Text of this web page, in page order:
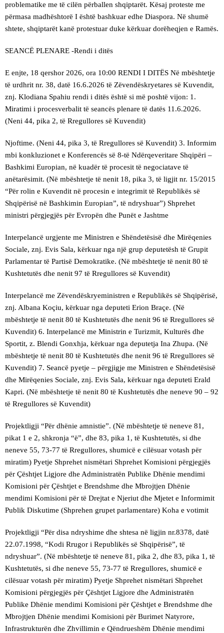
problematike me të cilën përballen shqiptarët. Kësaj proteste me
përmasa madhështorë I është bashkuar edhe Diaspora. Në shumë
shtete, shqiptarët kanë protestuar duke kërkuar dorëheqjen e Ramës.
SEANCË PLENARE -Rendi i ditës
E enjte, 18 qershor 2026, ora 10:00 RENDI I DITËS Në mbështetje
të urdhrit nr. 38, datë 16.6.2026 të Zëvendëskryetares së Kuvendit,
znj. Klodiana Spahiu rendi i ditës është si më poshtë vijon: 1.
Miratimi i procesverbalit të seancës plenare të datës 11.6.2026.
(Neni 44, pika 2, të Rregullores së Kuvendit)
Njoftime. (Neni 44, pika 3, të Rregullores së Kuvendit) 3. Informim
mbi konkluzionet e Konferencës së 8-të Ndërqeveritare Shqipëri –
Bashkimi Europian, në kuadër të procesit të negociatave të
anëtarësimit. (Në mbështetje të nenit 18, pika 3, të ligjit nr. 15/2015
“Për rolin e Kuvendit në procesin e integrimit të Republikës së
Shqipërisë në Bashkimin Europian”, të ndryshuar”) Shprehet
ministri përgjegjës për Evropën dhe Punët e Jashtme
Interpelancë urgjente me Ministren e Shëndetësisë dhe Mirëqenies
Sociale, znj. Evis Sala, kërkuar nga një grup deputetësh të Grupit
Parlamentar të Partisë Demokratike. (Në mbështetje të nenit 80 të
Kushtetutës dhe nenit 97 të Rregullores së Kuvendit)
Interpelancë me Zëvendëskryeministren e Republikës së Shqipërisë,
znj. Albana Koçiu, kërkuar nga deputeti Erion Braçe. (Në
mbështetje të nenit 80 të Kushtetutës dhe nenit 96 të Rregullores së
Kuvendit) 6. Interpelancë me Ministrin e Turizmit, Kulturës dhe
Sportit, z. Blendi Gonxhja, kërkuar nga deputetja Ina Zhupa. (Në
mbështetje të nenit 80 të Kushtetutës dhe nenit 96 të Rregullores së
Kuvendit) 7. Seancë pyetje – përgjigje me Ministren e Shëndetësisë
dhe Mirëqenies Sociale, znj. Evis Sala, kërkuar nga deputeti Erald
Kapri. (Në mbështetje të nenit 80 të Kushtetutës dhe neneve 90 – 92
të Rregullores së Kuvendit)
Projektligji “Për dhënie amnistie”. (Në mbështetje të neneve 81,
pikat 1 e 2, shkronja “ë”, dhe 83, pika 1, të Kushtetutës, si dhe
neneve 55, 73-77 të Rregullores, shumicë e cilësuar votash për
miratim) Pyetje Shprehet nismëtari Shprehet Komisioni përgjegjës
për Çështjet Ligjore dhe Administratën Publike Dhënie mendimi
Komisioni për Çështjet e Brendshme dhe Mbrojtjen Dhënie
mendimi Komisioni për të Drejtat e Njeriut dhe Mjetet e Informimit
Publik Diskutime (Shprehen grupet parlamentare) Koha e votimit
Projektligji “Për disa ndryshime dhe shtesa në ligjin nr.8378, datë
22.07.1998, “Kodi Rrugor i Republikës së Shqipërisë”, të
ndryshuar”. (Në mbështetje të neneve 81, pika 2, dhe 83, pika 1, të
Kushtetutës, si dhe neneve 55, 73-77 të Rregullores, shumicë e
cilësuar votash për miratim) Pyetje Shprehet nismëtari Shprehet
Komisioni përgjegjës për Çështjet Ligjore dhe Administratën
Publike Dhënie mendimi Komisioni për Çështjet e Brendshme dhe
Mbrojtjen Dhënie mendimi Komisioni për Burimet Natyrore,
Infrastrukturën dhe Zhvillimin e Qëndrueshëm Dhënie mendimi